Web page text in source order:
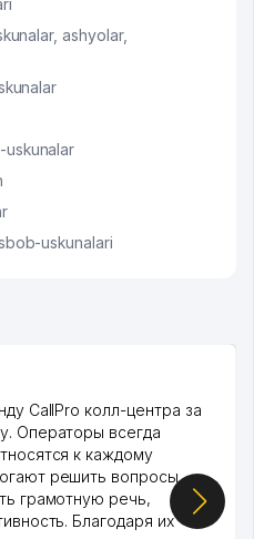
ashyolar,
uskunalari
CallPro колл-центра за
Операторы всегда
к каждому
решить вопросы.
грамотную речь,
Благодаря их